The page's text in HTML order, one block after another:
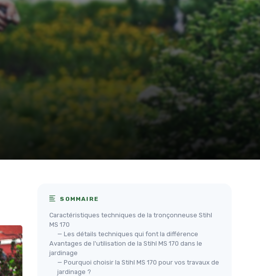
SOMMAIRE
Caractéristiques techniques de la tronçonneuse Stihl
MS 170
— Les détails techniques qui font la différence
Avantages de l'utilisation de la Stihl MS 170 dans le
jardinage
— Pourquoi choisir la Stihl MS 170 pour vos travaux de
jardinage ?